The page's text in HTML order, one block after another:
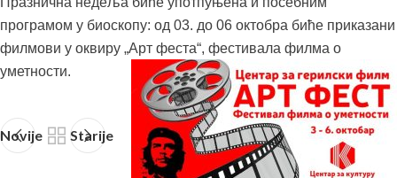
програмом у биоскопу: од 03. до 06 октобра биће приказани
филмови у оквиру „Арт феста“, фестивала филма о
уметности.
Novije Starije